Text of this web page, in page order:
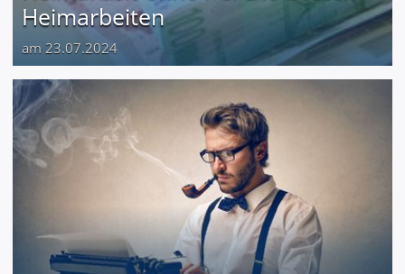
Heimarbeiten
am 23.07.2024